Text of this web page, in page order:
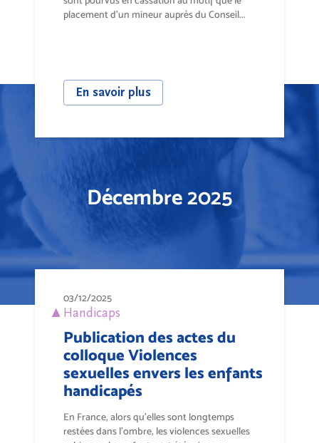
placement d'un mineur auprès du Conseil...
En savoir plus
Décembre 2025
03/12/2025
Handicaps
Publication des actes du
colloque Violences
sexuelles envers les enfants
handicapés
En France, alors qu’elles sont longtemps
restées dans l’ombre, les violences sexuelles